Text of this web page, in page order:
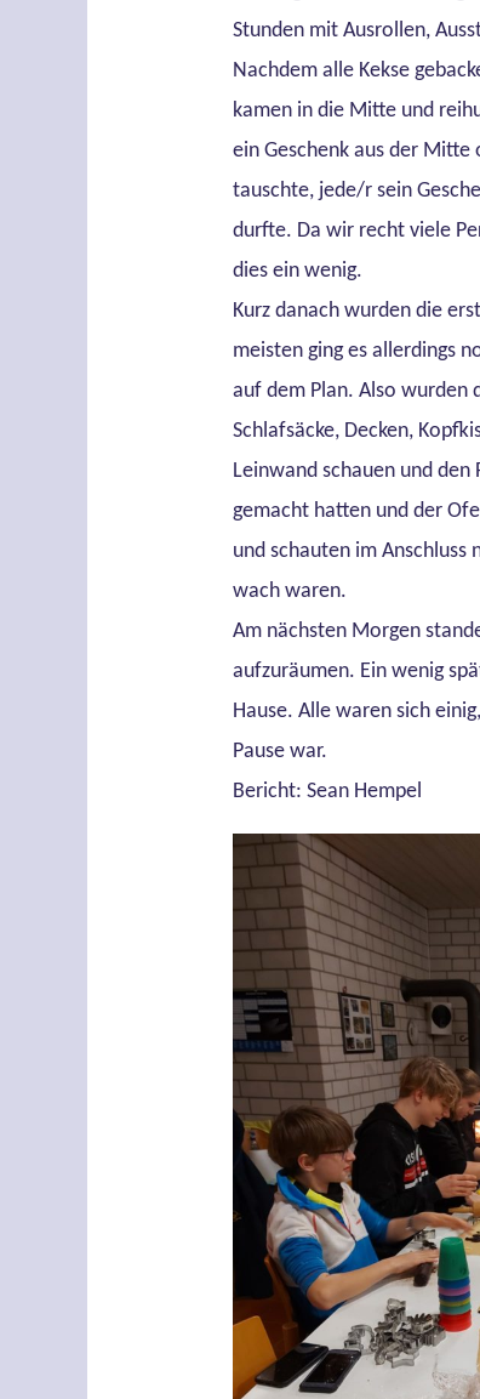
Stunden mit Ausrollen,
Nachdem alle Kekse
kamen in die Mitte und
ein Geschenk aus der
tauschte, jede/r sein
durfte. Da wir recht viele
dies ein wenig.
Kurz danach wurden die
meisten ging es allerdings
auf dem Plan. Also wurden
Schlafsäcke, Decken,
Leinwand schauen und
gemacht hatten und der
und schauten im
wach waren.
Am nächsten Morgen
aufzuräumen. Ein wenig
Hause. Alle waren sich
Pause war.
Bericht: Sean Hempel